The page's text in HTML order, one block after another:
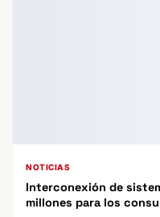
NOTICIAS
Interconexión de
millones para los